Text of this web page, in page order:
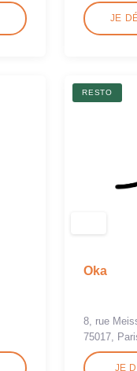
JE
RESTO
Oka
8, rue
75017,
JE